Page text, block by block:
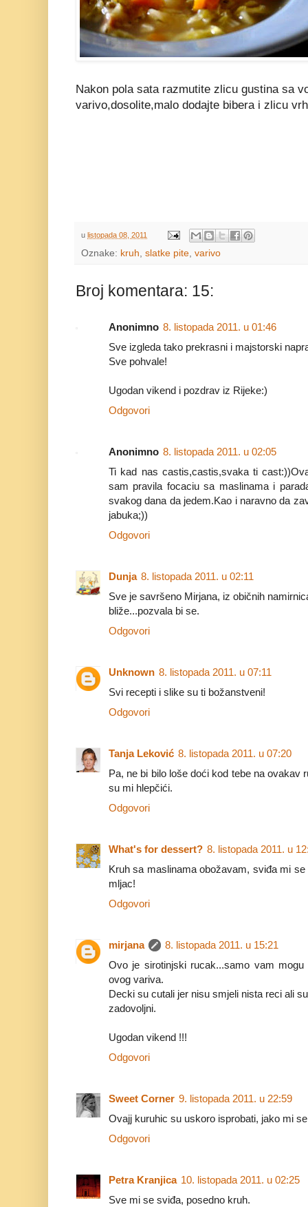
Nakon pola sata razmutite zlicu gustina sa
varivo,dosolite,malo dodajte bibera i zlicu
u listopada 08, 2011
Oznake: kruh, slatke pite, varivo
Broj komentara: 15:
Anonimno 8. listopada 2011. u 01:46
Sve izgleda tako prekrasni i majstorski
Sve pohvale!
Ugodan vikend i pozdrav iz Rijeke:)
Odgovori
Anonimno 8. listopada 2011. u 02:05
Ti kad nas castis,castis,svaka ti
sam pravila focaciu sa maslinama i
svakog dana da jedem.Kao i naravno da
jabuka;))
Odgovori
Dunja 8. listopada 2011. u 02:11
Sve je savršeno Mirjana, iz običnih
bliže...pozvala bi se.
Odgovori
Unknown 8. listopada 2011. u 07:11
Svi recepti i slike su ti božanstveni!
Odgovori
Tanja Leković 8. listopada 2011. u 07:20
Pa, ne bi bilo loše doći kod tebe na ovakav
su mi hlepčići.
Odgovori
What's for dessert? 8. listopada 2011. u
Kruh sa maslinama obožavam, sviđa mi
mljac!
Odgovori
mirjana
8. listopada 2011. u 15:21
Ovo je sirotinjski rucak...samo vam
ovog variva.
Decki su cutali jer nisu smjeli nista reci ali
zadovoljni.
Ugodan vikend !!!
Odgovori
Sweet Corner 9. listopada 2011. u 22:59
Ovajj kuruhic su uskoro isprobati, jako mi
Odgovori
Petra Kranjica 10. listopada 2011. u 02:25
Sve mi se sviđa, posedno kruh.